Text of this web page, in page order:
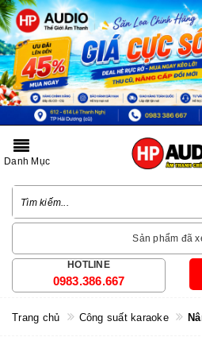
Danh Mục
Sản phẩm đã
HOTLINE
0983.386.667
Trang chủ Công suất karaoke